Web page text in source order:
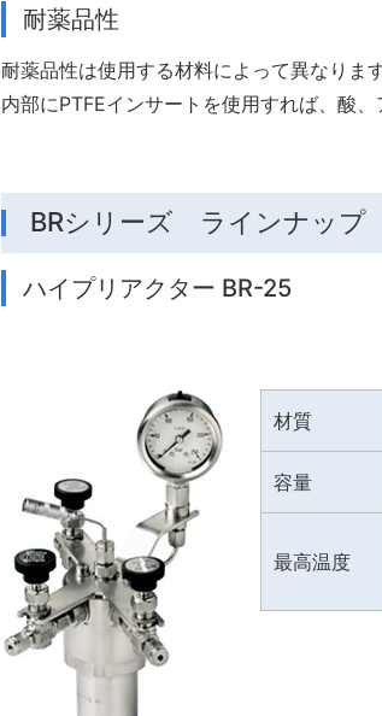
耐薬品性
耐薬品性は使⽤する材料によって異なります
内部にPTFEインサートを使⽤すれば、酸
BRシリーズ ラインナップ
ハイプリアクター BR-25
材質
容量
最高温度